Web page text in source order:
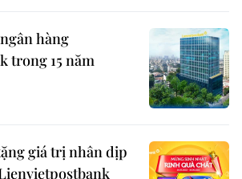
hàng
trong 15 năm
giá trị nhân dịp